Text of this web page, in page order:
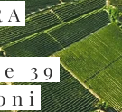
39